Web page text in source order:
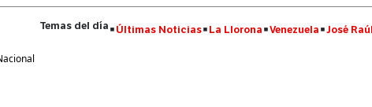
Últimas Noticias La Llorona Venezuela José